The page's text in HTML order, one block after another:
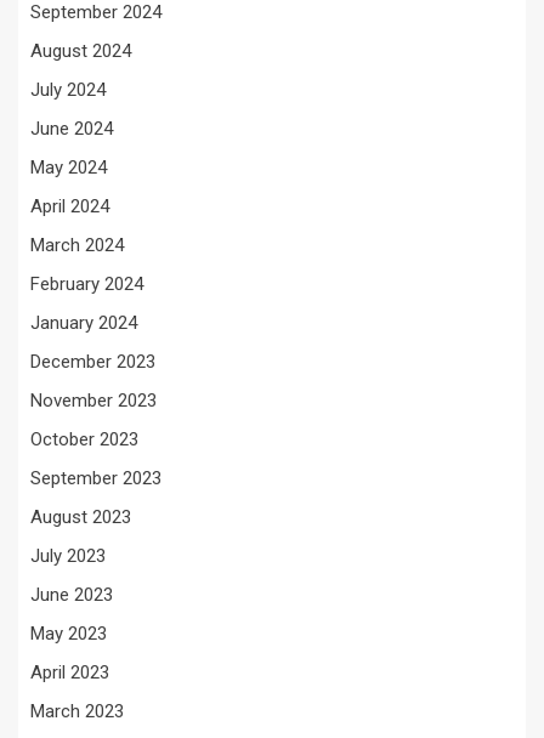
September 2024
August 2024
July 2024
June 2024
May 2024
April 2024
March 2024
February 2024
January 2024
December 2023
November 2023
October 2023
September 2023
August 2023
July 2023
June 2023
May 2023
April 2023
March 2023